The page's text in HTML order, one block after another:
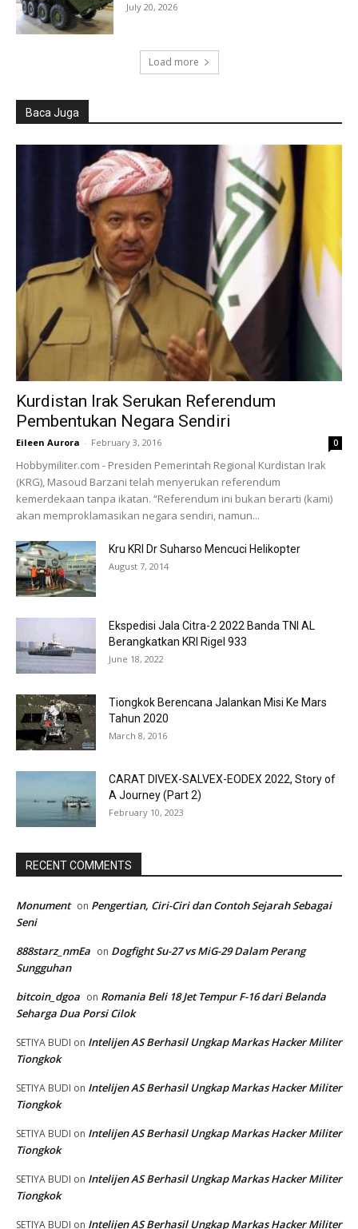
July 20, 2026
Load more
Baca Juga
Kurdistan Irak Serukan Referendum
Pembentukan Negara Sendiri
Eileen Aurora - February 3, 2016 0
Hobbymiliter.com - Presiden Pemerintah Regional Kurdistan Irak
(KRG), Masoud Barzani telah menyerukan referendum
kemerdekaan tanpa ikatan. “Referendum ini bukan berarti (kami)
akan memproklamasikan negara sendiri, namun...
Kru KRI Dr Suharso Mencuci Helikopter
August 7, 2014
Ekspedisi Jala Citra-2 2022 Banda TNI AL
Berangkatkan KRI Rigel 933
June 18, 2022
Tiongkok Berencana Jalankan Misi Ke Mars
Tahun 2020
March 8, 2016
CARAT DIVEX-SALVEX-EODEX 2022, Story of
A Journey (Part 2)
February 10, 2023
RECENT COMMENTS
Monument on Pengertian, Ciri-Ciri dan Contoh Sejarah Sebagai
Seni
888starz_nmEa on Dogfight Su-27 vs MiG-29 Dalam Perang
Sungguhan
bitcoin_dgoa on Romania Beli 18 Jet Tempur F-16 dari Belanda
Seharga Dua Porsi Cilok
SETIYA BUDI on Intelijen AS Berhasil Ungkap Markas Hacker Militer
Tiongkok
SETIYA BUDI on Intelijen AS Berhasil Ungkap Markas Hacker Militer
Tiongkok
SETIYA BUDI on Intelijen AS Berhasil Ungkap Markas Hacker Militer
Tiongkok
SETIYA BUDI on Intelijen AS Berhasil Ungkap Markas Hacker Militer
Tiongkok
SETIYA BUDI on Intelijen AS Berhasil Ungkap Markas Hacker Militer